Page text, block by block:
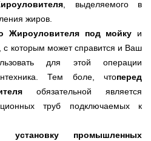
, выделяемого в
жиров.
Жироуловителя под мойку и
которым может справится и Ваш
для этой операции
Тем боле, чтоперед
обязательной является
труб подключаемых к
промышленных